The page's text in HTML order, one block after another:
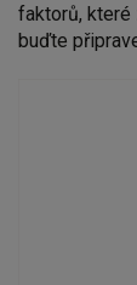
faktorů, které
buďte